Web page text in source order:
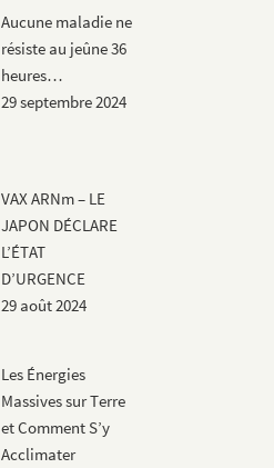
Aucune maladie ne
résiste au jeûne 36
heures…
29 septembre 2024
VAX ARNm – LE
JAPON DÉCLARE
L’ÉTAT
D’URGENCE
29 août 2024
Les Énergies
Massives sur Terre
et Comment S’y
Acclimater